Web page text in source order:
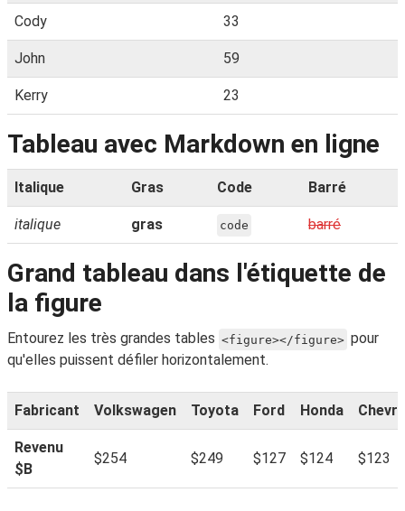
Cody 33
John 59
Kerry 23
Tableau avec Markdown en ligne
Italique Gras Code Barré
italique gras code barré
Grand tableau dans l'étiquette de
la figure
Entourez les très grandes tables <figure></figure> pour
qu'elles puissent défiler horizontalement.
Fabricant Volkswagen Toyota Ford Honda
Revenu
$B
$254 $249 $127 $124 $123